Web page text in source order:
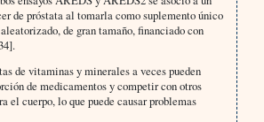
de próstata al tomarla como suplemento único
de gran tamaño, financiado con
de vitaminas y minerales a veces pueden
de medicamentos y competir con otros
el cuerpo, lo que puede causar problemas